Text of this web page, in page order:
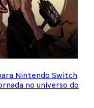
Nintendo Switch
no universo do